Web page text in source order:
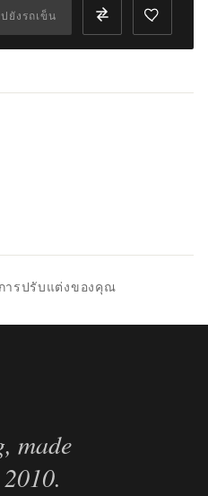
ยังรถเข็น
ารปรับแต่งของคุณ
made